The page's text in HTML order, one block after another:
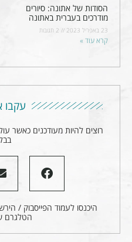
הסודות של אתונה: סיורים
מודרכים בעברית באתונה
23 באפריל 2023
קרא עוד »
עקבו
רוצים להיות מעודכנים כאשר
היכנסו לעמוד הפייסבוק /
הטלגרם